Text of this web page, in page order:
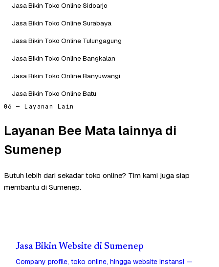
Jasa Bikin Toko Online Sidoarjo
Jasa Bikin Toko Online Surabaya
Jasa Bikin Toko Online Tulungagung
Jasa Bikin Toko Online Bangkalan
Jasa Bikin Toko Online Banyuwangi
Jasa Bikin Toko Online Batu
06 — Layanan Lain
Layanan Bee Mata lainnya di
Sumenep
Butuh lebih dari sekadar toko online? Tim kami juga siap
membantu di Sumenep.
Jasa Bikin Website di Sumenep
Company profile, toko online, hingga website instansi —